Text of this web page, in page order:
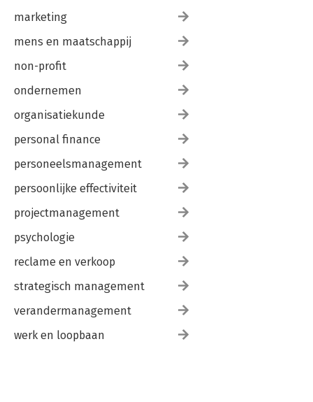
marketing
mens en maatschappij
non-profit
ondernemen
organisatiekunde
personal finance
personeelsmanagement
persoonlijke effectiviteit
projectmanagement
psychologie
reclame en verkoop
strategisch management
verandermanagement
werk en loopbaan